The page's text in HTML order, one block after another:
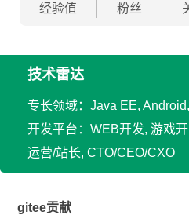
经验值 粉丝
技术雷达
专长领域：Java EE,
开发平台：WEB开发, 游戏
运营/站长, CTO/CEO/CXO
gitee贡献